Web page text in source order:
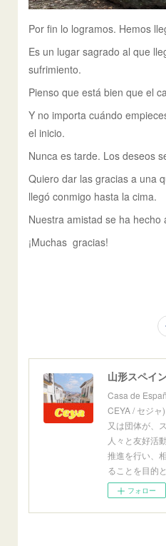
Por fin lo logramos. Hemos
Es un lugar sagrado al que
sufrimiento.
Pienso que está bien que el
Y no importa cuándo
el inicio.
Nunca es tarde. Los deseos
Quiero dar las gracias a una
llegó conmigo hasta la cima.
Nuestra amistad se ha hecho
¡Muchas gracias!
山形スペイ
Casa de
CEYA / セジャ
又は団体が、
人々と友好活
推進を行い、
ることを目的と
フォロー